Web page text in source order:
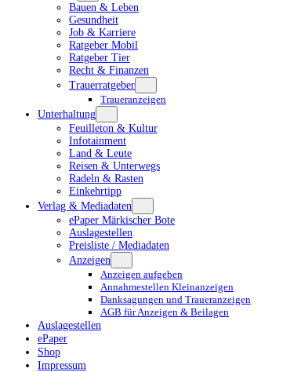
Bauen & Leben
Gesundheit
Job & Karriere
Ratgeber Mobil
Ratgeber Tier
Recht & Finanzen
Trauerratgeber
Traueranzeigen
Unterhaltung
Feuilleton & Kultur
Infotainment
Land & Leute
Reisen & Unterwegs
Radeln & Rasten
Einkehrtipp
Verlag & Mediadaten
ePaper Märkischer Bote
Auslagestellen
Preisliste / Mediadaten
Anzeigen
Anzeigen aufgeben
Annahmestellen Kleinanzeigen
Danksagungen und Traueranzeigen
AGB für Anzeigen & Beilagen
Auslagestellen
ePaper
Shop
Impressum